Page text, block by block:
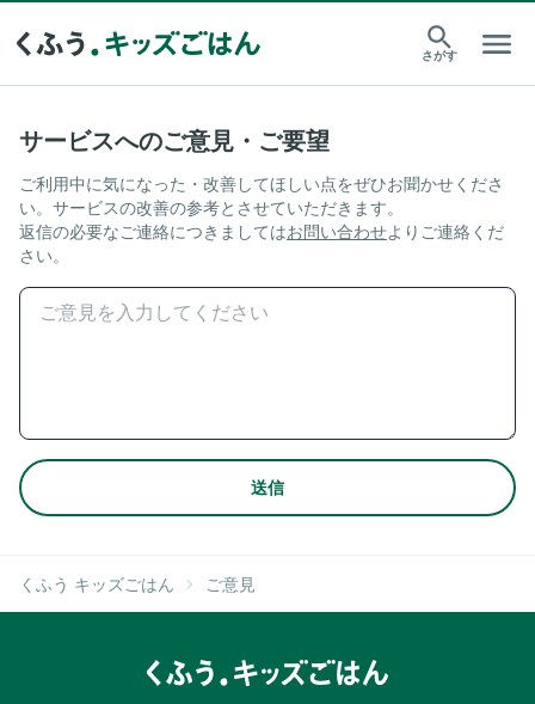
さがす
サービスへのご意見・ご要望
ご利用中に気になった・改善してほしい点をぜひお聞かせくださ
い。サービスの改善の参考とさせていただきます。
返信の必要なご連絡につきましてはお問い合わせよりご連絡くだ
さい。
送信
くふう キッズごはん ご意見